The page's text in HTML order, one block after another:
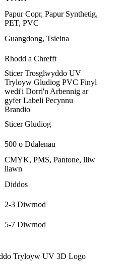
Papur Copr, Papur Synthetig,
PET, PVC
Guangdong, Tsieina
Rhodd a Chrefft
Sticer Trosglwyddo UV
Tryloyw Gludiog PVC Finyl
wedi'i Dorri'n Arbennig ar
gyfer Labeli Pecynnu
Brandio
Sticer Gludiog
500 o Ddalenau
CMYK, PMS, Pantone, lliw
llawn
Diddos
2-3 Diwrnod
5-7 Diwrnod